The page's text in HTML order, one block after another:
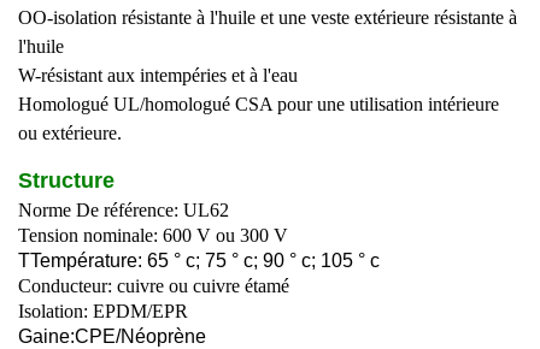
OO-isolation résistante à l'huile et une veste extérieure résistante à
l'huile
W-résistant aux intempéries et à l'eau
Homologué UL/homologué CSA pour une utilisation intérieure
ou extérieure.
Structure
Norme De référence: UL62
Tension nominale: 600 V ou 300 V
TTempérature: 65 ° c; 75 ° c; 90 ° c; 105 ° c
Conducteur: cuivre ou cuivre étamé
Isolation: EPDM/EPR
Gaine:CPE/Néoprène